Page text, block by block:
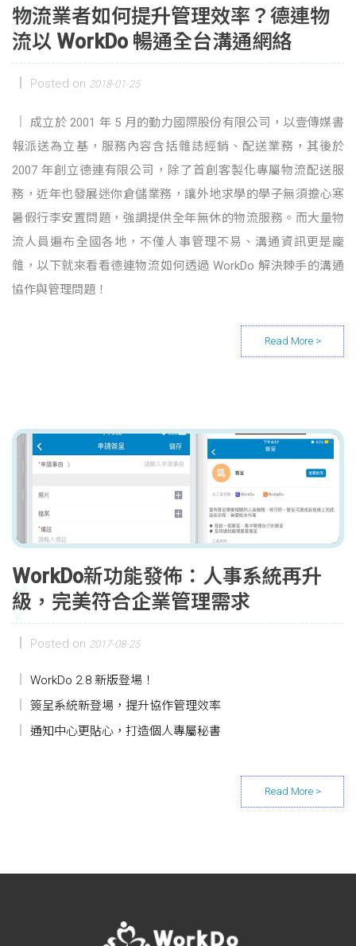
物流業者如何提升管理效率？德連物
流以 WorkDo 暢通全台溝通網絡
Posted on 2018-01-25
成立於 2001 年 5 月的勤力國際股份有限公司，以壹傳媒書
報派送為立基，服務內容含括雜誌經銷、配送業務，其後於
2007 年創立德連有限公司，除了首創客製化專屬物流配送服
務，近年也發展迷你倉儲業務，讓外地求學的學子無須擔心寒
暑假行李安置問題，強調提供全年無休的物流服務。而大量物
流人員遍布全國各地，不僅人事管理不易、溝通資訊更是龐
雜，以下就來看看德連物流如何透過 WorkDo 解決棘手的溝通
協作與管理問題！
WorkDo新功能發佈：人事系統再升
級，完美符合企業管理需求
Posted on 2017-08-25
WorkDo 2.8 新版登場！
簽呈系統新登場，提升協作管理效率
通知中心更貼心，打造個人專屬秘書
Posts navigation